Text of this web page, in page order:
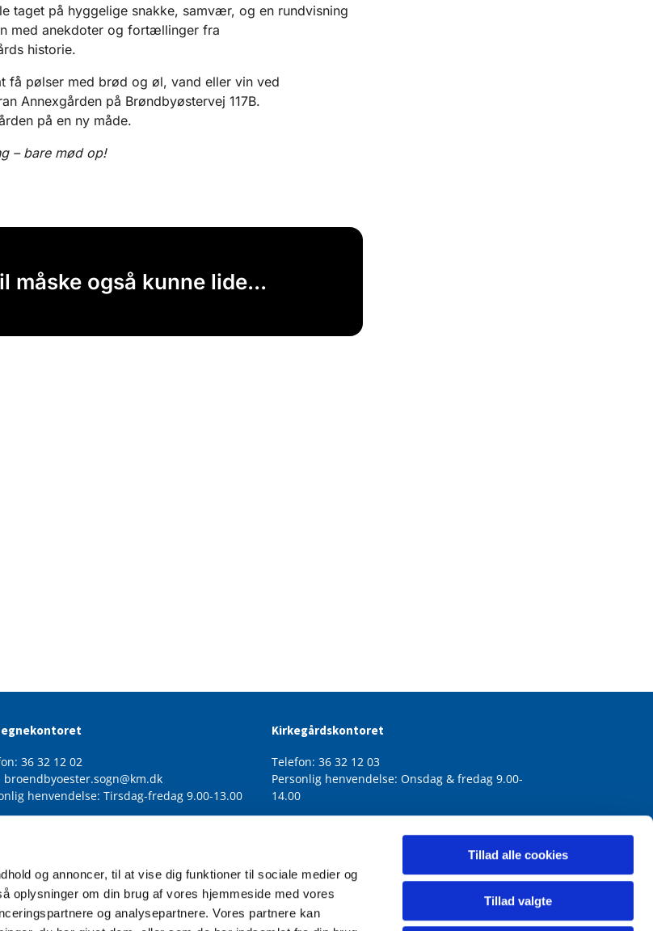
og annoncer, til at vise dig funktioner til sociale medier og
oplysninger om din brug af vores hjemmeside med vores
og analysepartnere. Vores partnere kan
Tillad alle cookies
Tillad valgte
taget på hyggelige snakke, samvær, og en rundvisning
med anekdoter og fortællinger fra
historie.
få pølser med brød og øl, vand eller vin ved
Annexgården på Brøndbyøstervej 117B.
på en ny måde.
– bare mød op!
måske også kunne lide...
36 32 12 02
broendbyoester.sogn@km.dk
henvendelse: Tirsdag-fredag 9.00-13.00
Kirkegårdskontoret
Telefon: 36 32 12 03
Personlig henvendelse: Onsdag & fredag 9.00-
14.00
Tilgængelighedserklæring